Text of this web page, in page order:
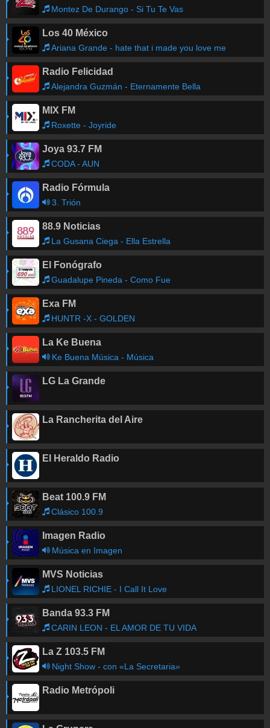
Montez De Durango - Si Tu Te Vas
Los 40 México
Ariana Grande - hate that i made you love me
Radio Felicidad
Alejandra Guzmán - Eternamente Bella
MIX FM
Roxette - Joyride
Joya 93.7 FM
CODA - AUN
Radio Fórmula
3. Trión
88.9 Noticias
La Gusana Ciega - Ella Estrella
El Fonógrafo
Guadalupe Pineda - Como Fue
Exa FM
HUNTR -X - GOLDEN
La Ke Buena
Ke Buena Música - Música
LG La Grande
La Rancherita del Aire
El Heraldo Radio
Beat 100.9 FM
Clásico 100.9
Imagen Radio
Música en Imagen
MVS Noticias
LIONEL RICHIE - I Call It Love
Banda 93.3 FM
CARIN LEON - EL AMOR DE TU VIDA
La Z 103.5 FM
Night Show - con «La Secretaria»
Radio Metrópoli